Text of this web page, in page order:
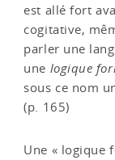
est allé fort
cogitative,
parler une
une logique
sous ce nom
(p. 165)
Une « logique